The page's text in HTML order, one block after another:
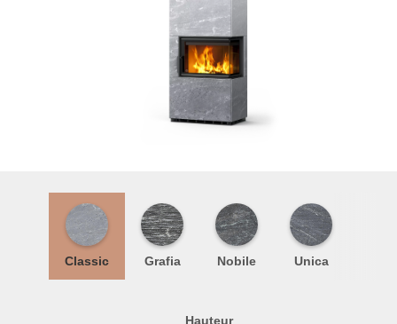
Classic Grafia Nobile Unica
Hauteur